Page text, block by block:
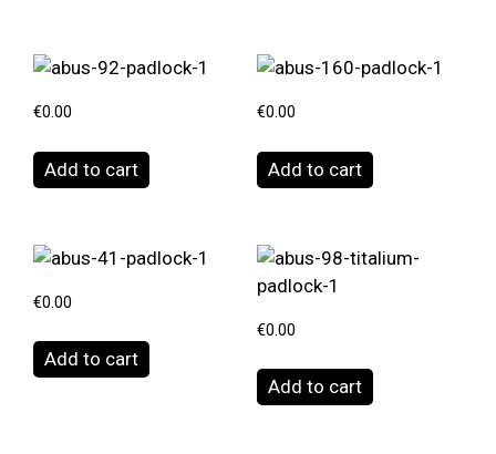
€0.00
Add to cart
€0.00
Add to cart
€0.00
Add to cart
€0.00
Add to cart